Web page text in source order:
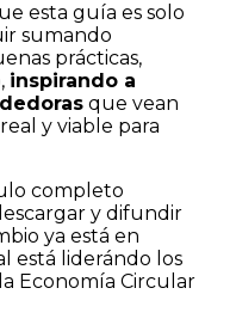
esta guía es solo
sumando
prácticas,
inspirando a
que vean
y viable para
completo
y difundir
ya está en
está liderándo los
Economía Circular